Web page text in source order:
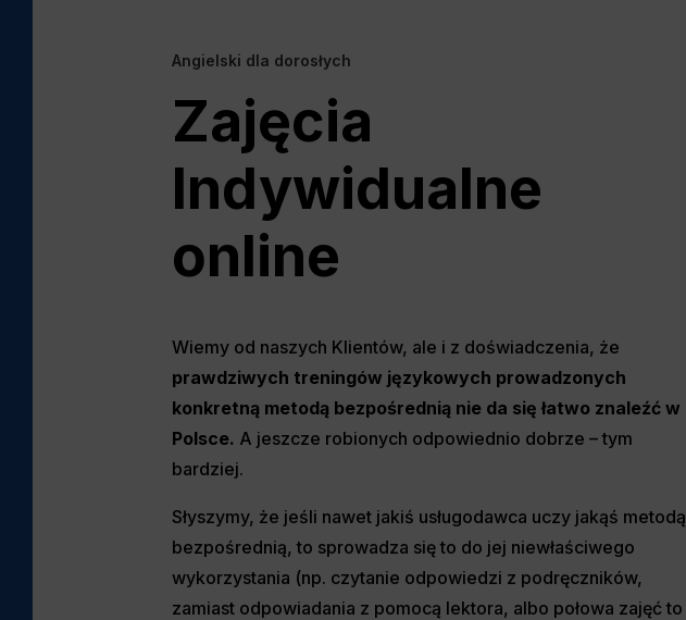
Angielski dla dorosłych
Zajęcia
Indywidualne
online
Wiemy od naszych Klientów, ale i z doświadczenia, że
prawdziwych treningów językowych prowadzonych
konkretną metodą bezpośrednią nie da się łatwo znaleźć w
Polsce. A jeszcze robionych odpowiednio dobrze – tym
bardziej.
Słyszymy, że jeśli nawet jakiś usługodawca uczy jakąś metodą
bezpośrednią, to sprowadza się to do jej niewłaściwego
wykorzystania (np. czytanie odpowiedzi z podręczników,
zamiast odpowiadania z pomocą lektora, albo połowa zajęć to